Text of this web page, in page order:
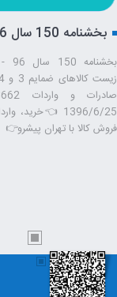
1396/6/25
فروش کالا با تهران پیشرو👉
بخشنامه 197 سال 96 - میوه و تره بار صادراتی